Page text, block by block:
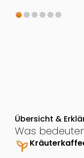
Übersicht &
Was
psychiatry